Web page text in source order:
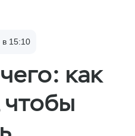
в 15:10
как
чтобы